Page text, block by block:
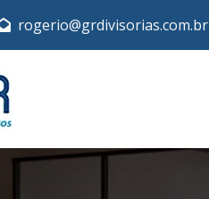
rogerio@grdivisorias.com.br